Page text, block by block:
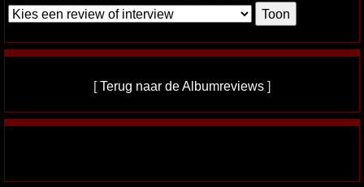
[Terug naar de Albumreviews ]